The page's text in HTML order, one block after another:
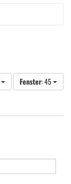
Fenster: 45